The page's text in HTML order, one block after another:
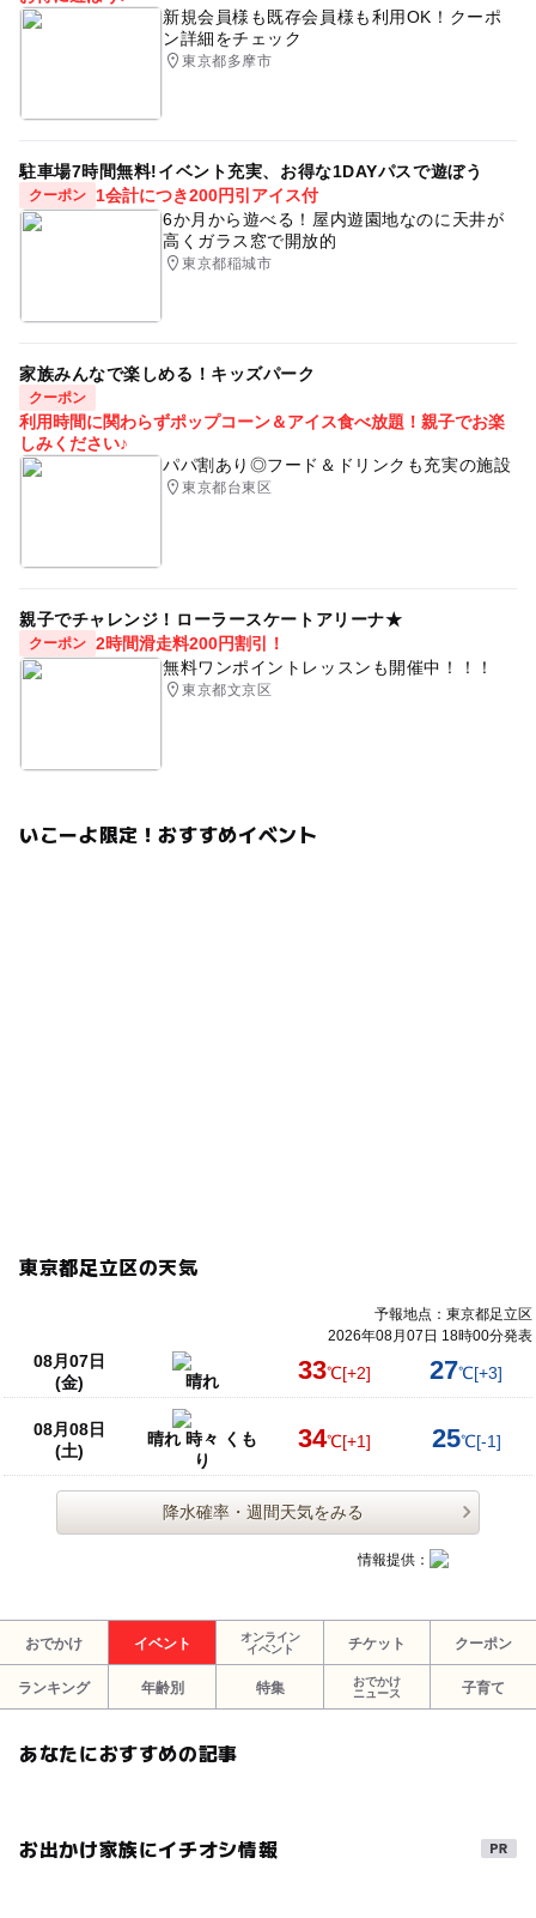
3.ソーシャルディスタンス確保のため、待機列は一定の間
隔を空けてお並びください。
手洗い・手指消毒・うがい・手袋着用（一部従業員））
新規会員様も既存会員様も利用OK！クーポ
ン詳細をチェック
東京都多摩市
駐車場7時間無料!イベント充実、お得な1DAYパスで遊ぼう
クーポン
1会計につき200円引アイス付
6か月から遊べる！屋内遊園地なのに天井が
高くガラス窓で開放的
東京都稲城市
家族みんなで楽しめる！キッズパーク
クーポン
利用時間に関わらずポップコーン＆アイス食べ放題！親子でお楽
しみください♪
パパ割あり◎フード＆ドリンクも充実の施設
東京都台東区
親子でチャレンジ！ローラースケートアリーナ★
クーポン 2時間滑走料200円割引！
無料ワンポイントレッスンも開催中！！！
東京都文京区
いこーよ限定！おすすめイベント
東京都足立区の天気
予報地点：東京都足立区
2026年08月07日 18時00分発表
08月07日
(金)
晴れ 33℃[+2] 27℃[+3]
08月08日
(土)
晴れ 時々 くも
り
34℃[+1] 25℃[-1]
降水確率・週間天気をみる
情報提供：
おでかけ イベント
オンライン
イベント
チケット クーポン
ランキング 年齢別 特集
おでかけ
ニュース
子育て
あなたにおすすめの記事
お出かけ家族にイチオシ情報